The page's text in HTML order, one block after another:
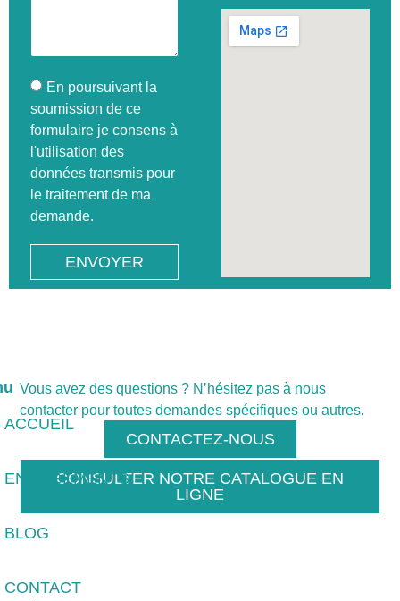
En poursuivant la
soumission de ce
formulaire je consens à
l'utilisation des
données transmis pour
le traitement de ma
demande.
ENVOYER
ACCUEIL
ENGAGEMENTS
BLOG
CONTACT
Vous avez des questions ? N’hésitez pas à nous
contacter pour toutes demandes spécifiques ou autres.
CONTACTEZ-NOUS
CONSULTER NOTRE CATALOGUE EN
LIGNE